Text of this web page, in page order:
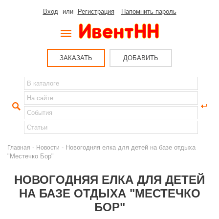
Вход или Регистрация Напомнить пароль
ЗАКАЗАТЬ ДОБАВИТЬ
Главная - Новости - Новогодняя елка для детей на базе отдыха
"Местечко Бор"
НОВОГОДНЯЯ ЕЛКА ДЛЯ ДЕТЕЙ
НА БАЗЕ ОТДЫХА "МЕСТЕЧКО
БОР"